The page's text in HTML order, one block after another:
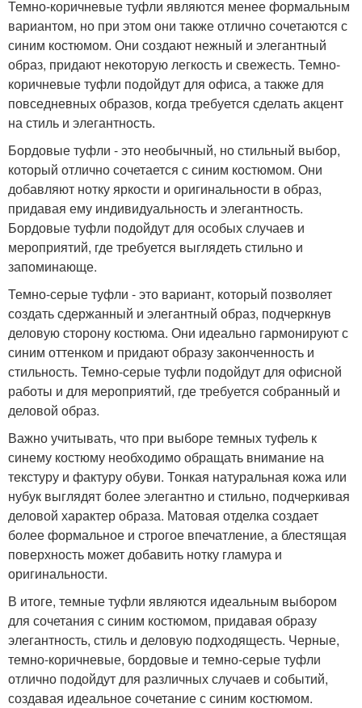
Темно-коричневые туфли являются менее формальным
вариантом, но при этом они также отлично сочетаются с
синим костюмом. Они создают нежный и элегантный
образ, придают некоторую легкость и свежесть. Темно-
коричневые туфли подойдут для офиса, а также для
повседневных образов, когда требуется сделать акцент
на стиль и элегантность.
Бордовые туфли - это необычный, но стильный выбор,
который отлично сочетается с синим костюмом. Они
добавляют нотку яркости и оригинальности в образ,
придавая ему индивидуальность и элегантность.
Бордовые туфли подойдут для особых случаев и
мероприятий, где требуется выглядеть стильно и
запоминающе.
Темно-серые туфли - это вариант, который позволяет
создать сдержанный и элегантный образ, подчеркнув
деловую сторону костюма. Они идеально гармонируют с
синим оттенком и придают образу законченность и
стильность. Темно-серые туфли подойдут для офисной
работы и для мероприятий, где требуется собранный и
деловой образ.
Важно учитывать, что при выборе темных туфель к
синему костюму необходимо обращать внимание на
текстуру и фактуру обуви. Тонкая натуральная кожа или
нубук выглядят более элегантно и стильно, подчеркивая
деловой характер образа. Матовая отделка создает
более формальное и строгое впечатление, а блестящая
поверхность может добавить нотку гламура и
оригинальности.
В итоге, темные туфли являются идеальным выбором
для сочетания с синим костюмом, придавая образу
элегантность, стиль и деловую подходящесть. Черные,
темно-коричневые, бордовые и темно-серые туфли
отлично подойдут для различных случаев и событий,
создавая идеальное сочетание с синим костюмом.